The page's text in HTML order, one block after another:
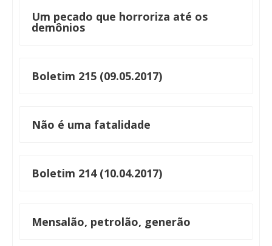
Um pecado que horroriza até os
demônios
Boletim 215 (09.05.2017)
Não é uma fatalidade
Boletim 214 (10.04.2017)
Mensalão, petrolão, generão